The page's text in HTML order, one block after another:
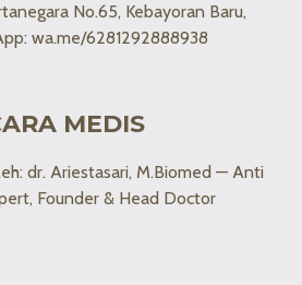
No.65, Kebayoran Baru,
wa.me/6281292888938
MEDIS
dr. Ariestasari, M.Biomed — Anti
Founder & Head Doctor